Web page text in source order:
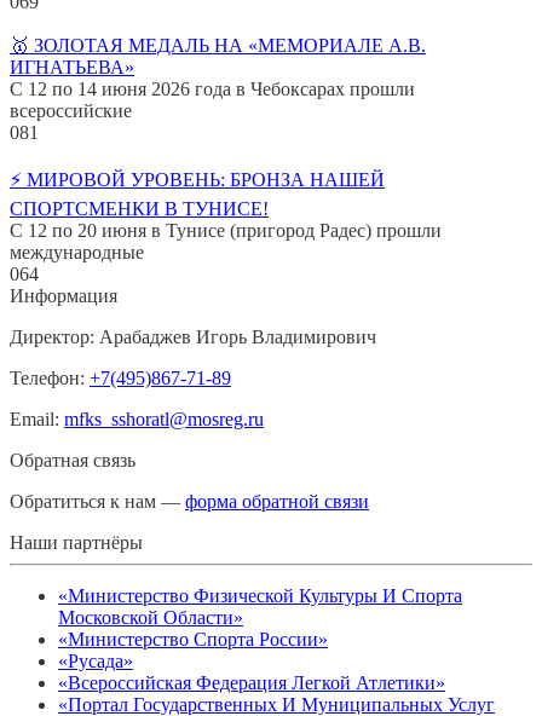
🥇 ЗОЛОТАЯ МЕДАЛЬ НА «МЕМОРИАЛЕ А.В.
ИГНАТЬЕВА»
С 12 по 14 июня 2026 года в Чебоксарах прошли
всероссийские
081
⚡️ МИРОВОЙ УРОВЕНЬ: БРОНЗА НАШЕЙ
СПОРТСМЕНКИ В ТУНИСЕ!
С 12 по 20 июня в Тунисе (пригород Радес) прошли
международные
064
Информация
Директор: Арабаджев Игорь Владимирович
Телефон: +7(495)867-71-89
Email: mfks_sshoratl@mosreg.ru
Обратная связь
Обратиться к нам — форма обратной связи
Наши партнёры
«Министерство Физической Культуры И Спорта
Московской Области»
«Министерство Спорта России»
«Русада»
«Всероссийская Федерация Легкой Атлетики»
«Портал Государственных И Муниципальных Услуг